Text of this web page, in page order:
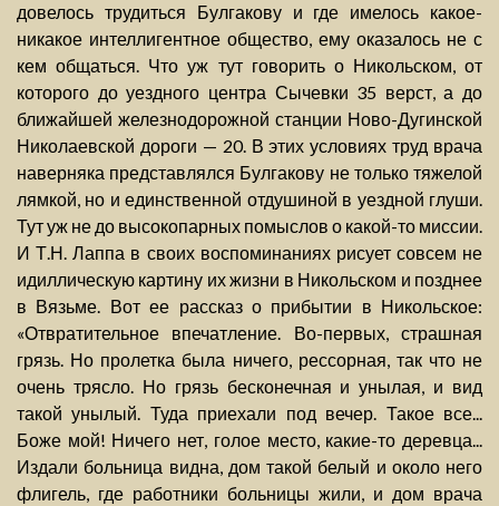
довелось трудиться Булгакову и где имелось какое-
никакое интеллигентное общество, ему оказалось не с
кем общаться. Что уж тут говорить о Никольском, от
которого до уездного центра Сычевки 35 верст, а до
ближайшей железнодорожной станции Ново-Дугинской
Николаевской дороги — 20. В этих условиях труд врача
наверняка представлялся Булгакову не только тяжелой
лямкой, но и единственной отдушиной в уездной глуши.
Тут уж не до высокопарных помыслов о какой-то миссии.
И Т.Н. Лаппа в своих воспоминаниях рисует совсем не
идиллическую картину их жизни в Никольском и позднее
в Вязьме. Вот ее рассказ о прибытии в Никольское:
«Отвратительное впечатление. Во-первых, страшная
грязь. Но пролетка была ничего, рессорная, так что не
очень трясло. Но грязь бесконечная и унылая, и вид
такой унылый. Туда приехали под вечер. Такое все...
Боже мой! Ничего нет, голое место, какие-то деревца...
Издали больница видна, дом такой белый и около него
флигель, где работники больницы жили, и дом врача